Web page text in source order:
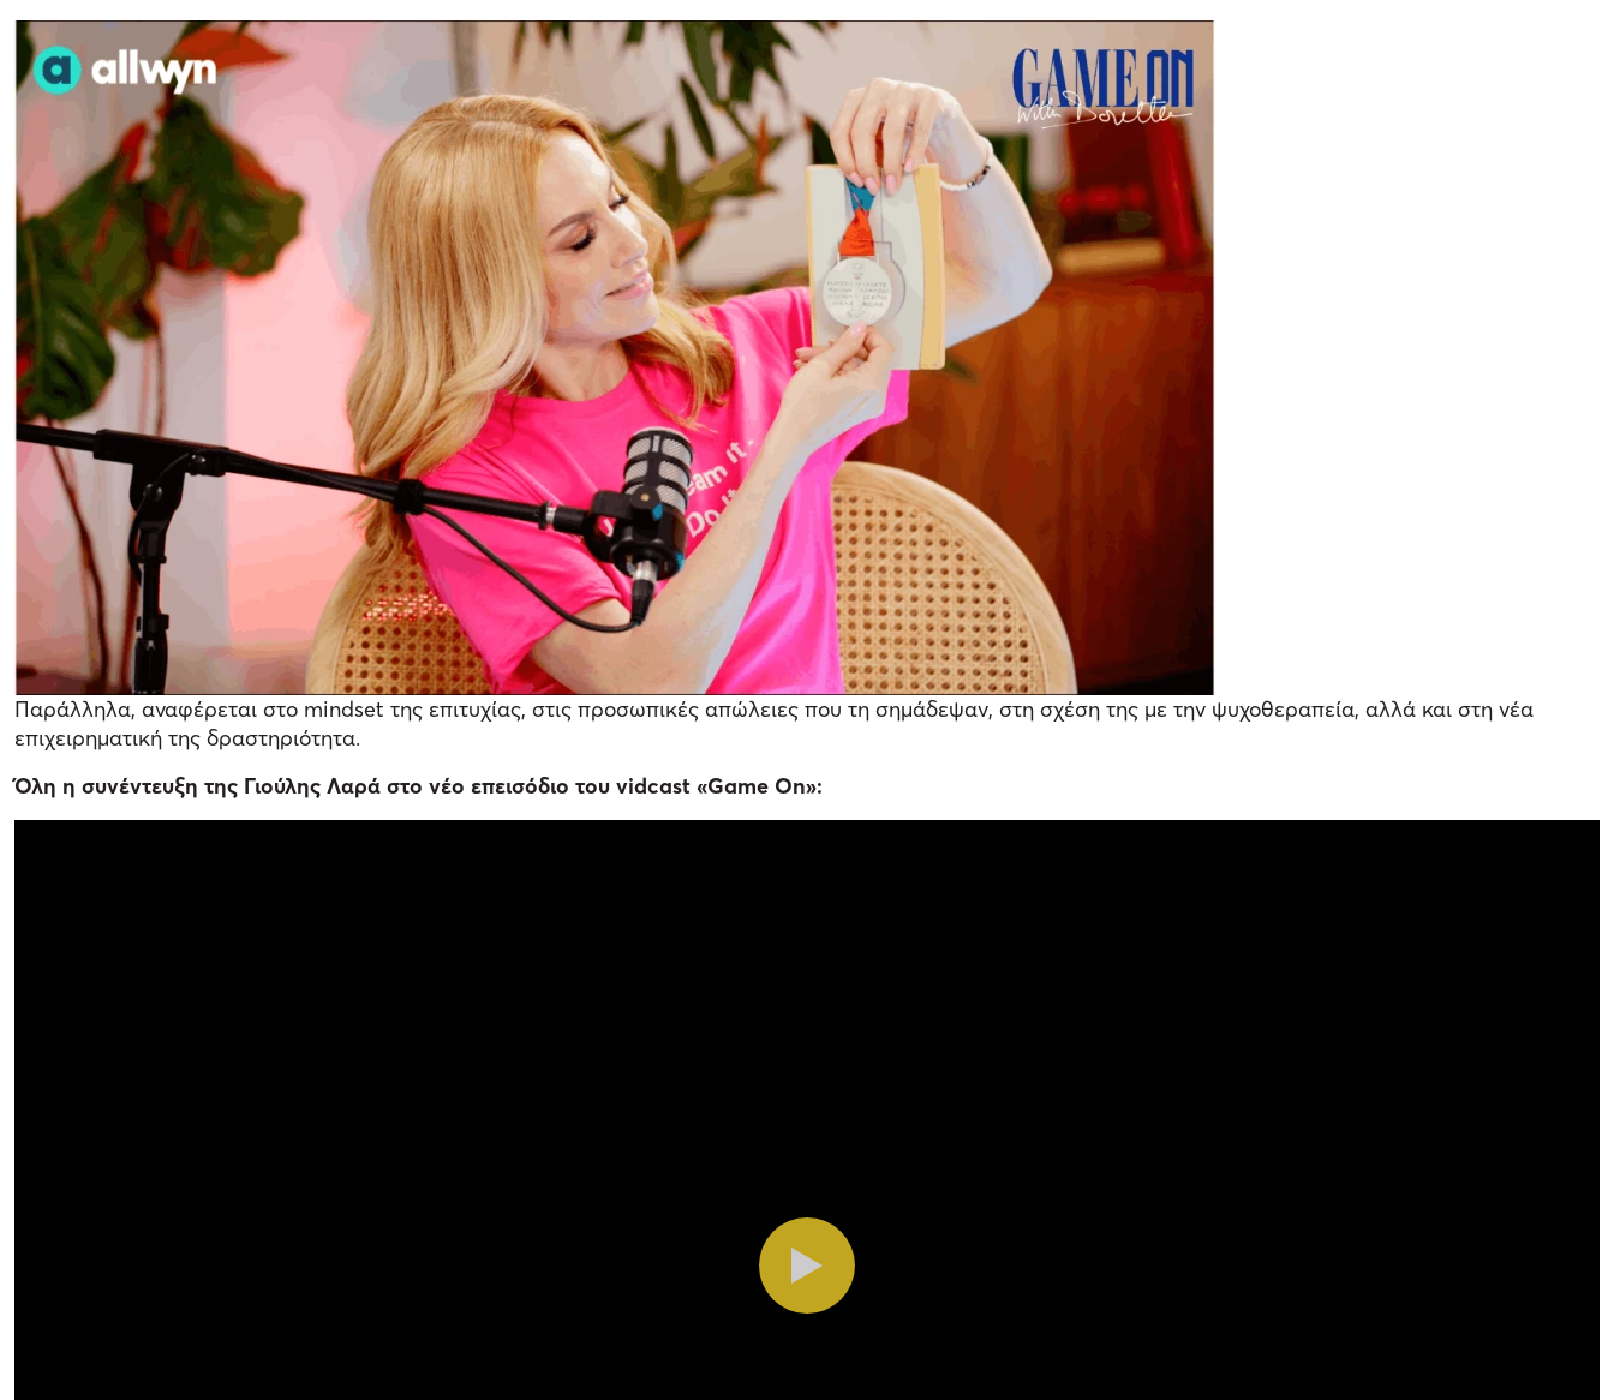
Παράλληλα, αναφέρεται στο mindset της επιτυχίας, στις προσωπικές απώλειες που τη σημάδεψαν, στη σχέση της με την ψυχοθεραπεία, αλλά και στη νέα
επιχειρηματική της δραστηριότητα.
Όλη η συνέντευξη της Γιούλης Λαρά στο νέο επεισόδιο του vidcast «Game On»: